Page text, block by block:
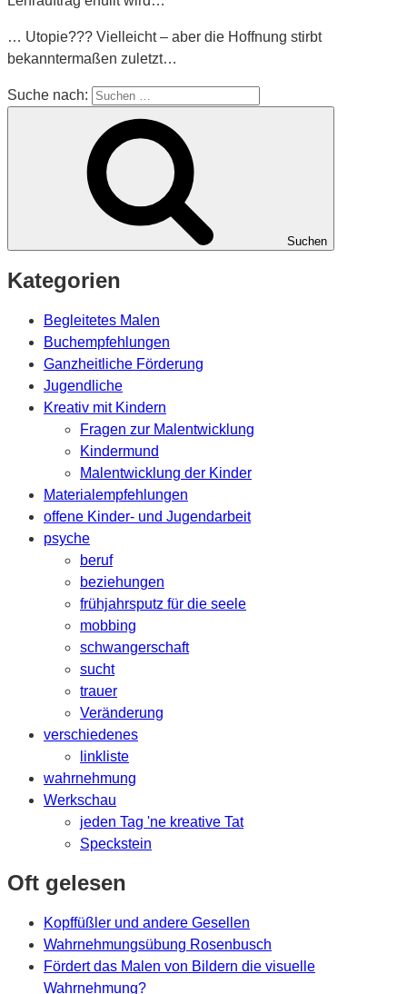
… Utopie??? Vielleicht – aber die Hoffnung stirbt
bekanntermaßen zuletzt…
Suche nach:
Suchen
Kategorien
Begleitetes Malen
Buchempfehlungen
Ganzheitliche Förderung
Jugendliche
Kreativ mit Kindern
Fragen zur Malentwicklung
Kindermund
Malentwicklung der Kinder
Materialempfehlungen
offene Kinder- und Jugendarbeit
psyche
beruf
beziehungen
frühjahrsputz für die seele
mobbing
schwangerschaft
sucht
trauer
Veränderung
verschiedenes
linkliste
wahrnehmung
Werkschau
jeden Tag 'ne kreative Tat
Speckstein
Oft gelesen
Kopffüßler und andere Gesellen
Wahrnehmungsübung Rosenbusch
Fördert das Malen von Bildern die visuelle
Wahrnehmung?